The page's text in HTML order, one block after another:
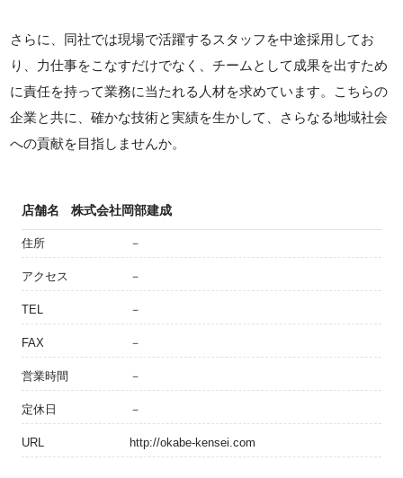
さらに、同社では現場で活躍するスタッフを中途採用してお
り、力仕事をこなすだけでなく、チームとして成果を出すため
に責任を持って業務に当たれる人材を求めています。こちらの
企業と共に、確かな技術と実績を生かして、さらなる地域社会
への貢献を目指しませんか。
店舗名 株式会社岡部建成
住所 －
アクセス －
TEL －
FAX －
営業時間 －
定休日 －
URL http://okabe-kensei.com